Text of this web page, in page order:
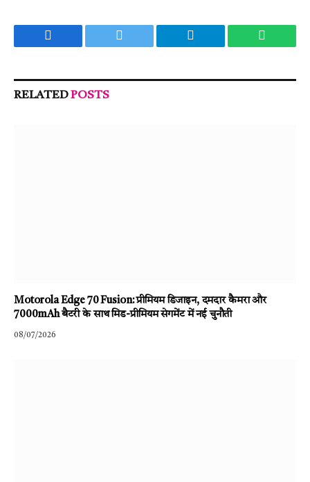
Facebook Twitter Telegram
RELATEDPOSTS
Motorola Edge 70 Fusion: प्रीमियम डिजाइन, दमदार कैमरा और
7000mAh बैटरी के साथ मिड-प्रीमियम सेगमेंट में नई चुनौती
08/07/2026